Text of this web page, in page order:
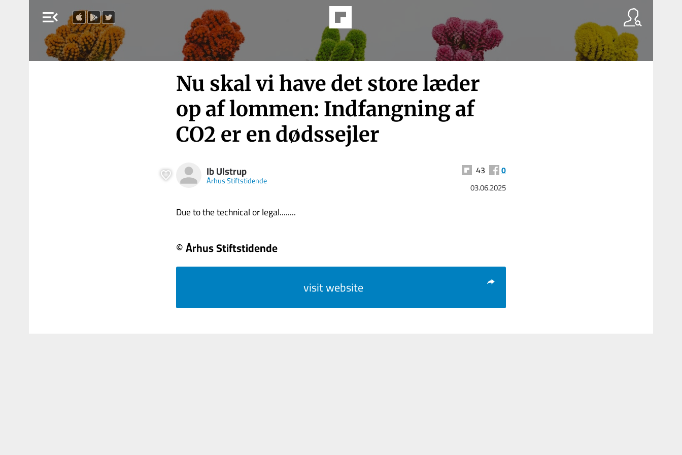
menu_open
Nu skal vi have det store læder
op af lommen: Indfangning af
CO2 er en dødssejler
Ib Ulstrup
Århus Stiftstidende
43 0
03.06.2025
Due to the technical or legal........
© Århus Stiftstidende
visit website